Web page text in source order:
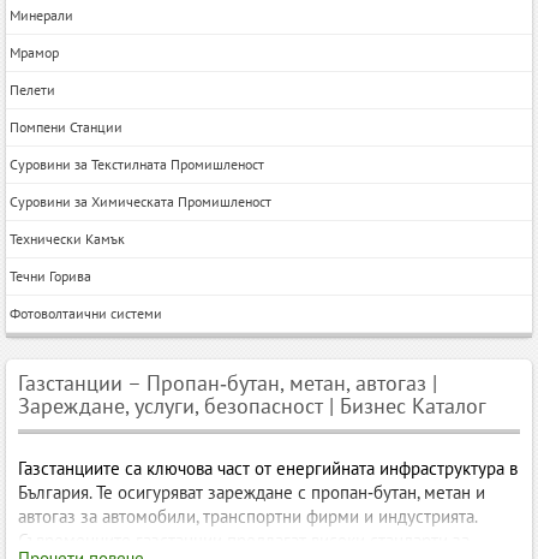
Минерали
Мрамор
Пелети
Помпени Станции
Суровини за Текстилната Промишленост
Суровини за Химическата Промишленост
Технически Камък
Течни Горива
Фотоволтаични системи
Газстанции – Пропан‑бутан, метан, автогаз |
Зареждане, услуги, безопасност | Бизнес Каталог
Газстанциите са ключова част от енергийната инфраструктура в
България. Те осигуряват зареждане с пропан‑бутан, метан и
автогаз за автомобили, транспортни фирми и индустрията.
Съвременните газстанции предлагат високи стандарти за